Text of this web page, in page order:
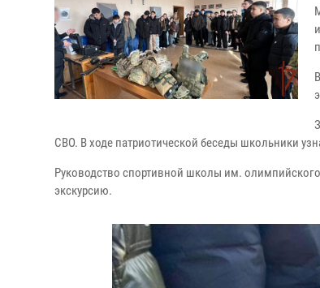
СВО. В ходе патриотической беседы школьники
Руководство спортивной школы им.
экскурсию.